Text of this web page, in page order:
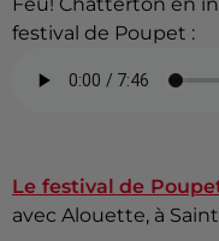
Feu! Chatterton en
festival de Poupet :
Le festival de
avec Alouette, à